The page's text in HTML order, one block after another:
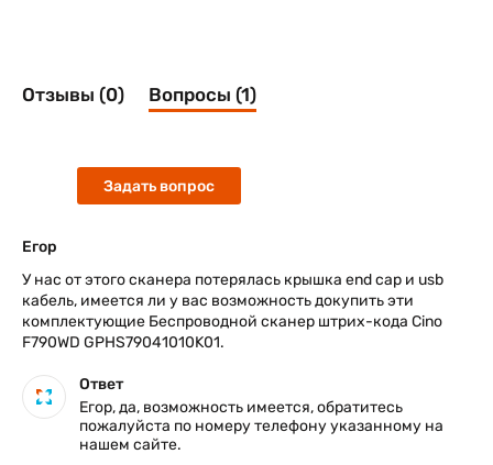
устройства, до полной смены батареи, чтобы не тратить
время на замену аккумулятора во время сбора данных.
непрерывной работы.
Отзывы (0) Вопросы (1)
Задать вопрос
Егор
У нас от этого сканера потерялась крышка end cap и usb
кабель, имеется ли у вас возможность докупить эти
комплектующие Беспроводной сканер штрих-кода Cino
F790WD GPHS79041010K01.
Ответ
Егор, да, возможность имеется, обратитесь
пожалуйста по номеру телефону указанному на
нашем сайте.